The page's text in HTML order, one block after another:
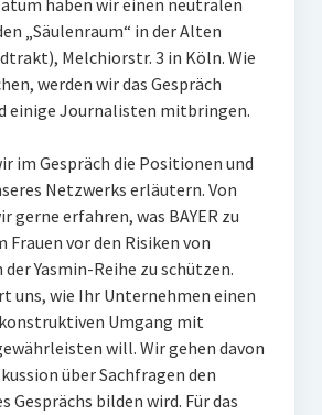
haben wir einen neutralen
„Säulenraum“ in der Alten
Melchiorstr. 3 in Köln. Wie
werden wir das Gespräch
einige Journalisten mitbringen.
im Gespräch die Positionen und
Netzwerks erläutern. Von
gerne erfahren, was BAYER zu
Frauen vor den Risiken von
Yasmin-Reihe zu schützen.
uns, wie Ihr Unternehmen einen
Umgang mit
will. Wir gehen davon
über Sachfragen den
Gesprächs bilden wird. Für das